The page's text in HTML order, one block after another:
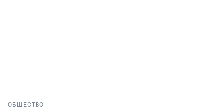
ОБЩЕСТВО